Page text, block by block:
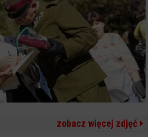
zobacz więcej zdjęć